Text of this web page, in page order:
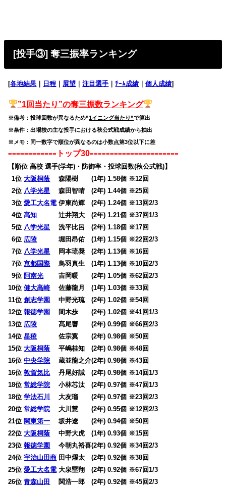
[投手③] 奪三振率ランキング
[各地結果 日程 展望 ｜注目選手 ｜ﾁｰﾑ成績 ｜個人成績]
”1回当たり”の奪三振数ランキング
※備考：投球回数が異なるため”1イニング当たり”で算出
※条件：出場校の主な投手における秋公式戦成績から抽出
※メモ：同一数字で順位が異なるのは小数点第3位以下に差
============ トップ30======================
【順位 高校 選手(学年)・防御率・投球回数(秋公式戦)】
01位大阪桐蔭 森陽樹 (1年) 1.58個 ※12回
02位 八学光星 森田智晴 (2年) 1.44個 ※25回
03位愛工大名電 伊東尚輝 (2年) 1.24個 ※13回2/3
04位高知 辻井翔大 (2年) 1.21個 ※37回1/3
05位 八学光星 洗平比呂 (2年) 1.18個 ※17回
06位 広陵 堀田昂佑 (1年) 1.15個 ※22回2/3
07位 八学光星 岡本琉奨 (2年) 1.13個 ※16回
07位京都国際 鳥羽真生 (1年) 1.13個 ※10回2/3
09位阿南光 吉岡暖 (2年) 1.05個 ※62回2/3
10位健大高崎佐藤龍月 (1年) 1.03個 ※33回
11位創志学園 中野光琉 (2年) 1.02個 ※54回
12位報徳学園 間木歩 (2年) 1.02個 ※41回1/3
13位 広陵 髙尾響 (2年) 0.99個 ※66回2/3
14位星稜 佐宗翼 (2年) 0.98個 ※50回
15位大阪桐蔭 平嶋桂知 (2年) 0.98個 ※48回
16位中央学院 蔵並龍之介(2年) 0.98個 ※43回
16位敦賀気比 丹尾好誠 (2年) 0.98個 ※14回1/3
18位常総学院 小林芯汰 (2年) 0.97個 ※47回1/3
18位学法石川
大友瑠 (2年) 0.97個 ※23回2/3
20位常総学院 大川慧 (2年) 0.95個 ※12回2/3
21位関東第一 坂井遼 (2年) 0.94個 ※50回
22位大阪桐蔭 中野大虎 (1年) 0.93個 ※15回
23位報徳学園 今朝丸裕喜(2年) 0.92個 ※34回2/3
24位宇治山田商 田中燿太 (2年) 0.92個 ※38回
25位愛工大名電 大泉塁翔 (2年) 0.92個 ※67回1/3
26位青森山田 関浩一郎 (2年) 0.92個 ※45回2/3